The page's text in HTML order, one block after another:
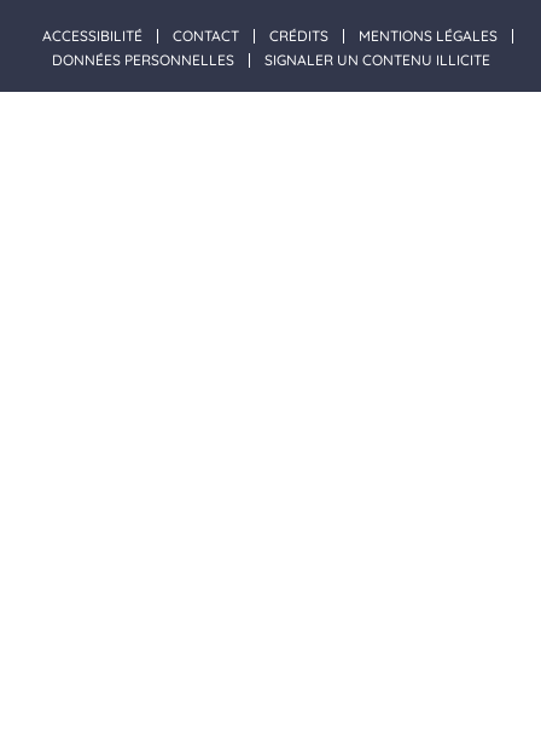
ACCESSIBILITÉ CONTACT CRÉDITS
MENTIONS LÉGALES
DONNÉES PERSONNELLES
SIGNALER UN CONTENU ILLICITE